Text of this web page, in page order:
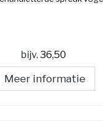
bijv. 36,50
Meer informatie